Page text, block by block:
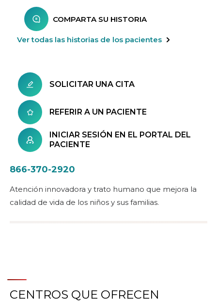
COMPARTA SU HISTORIA
Ver todas las historias de los pacientes
SOLICITAR UNA CITA
REFERIR A UN PACIENTE
INICIAR SESIÓN EN EL PORTAL DEL
PACIENTE
866-370-2920
Atención innovadora y trato humano que mejora la
calidad de vida de los niños y sus familias.
CENTROS QUE OFRECEN